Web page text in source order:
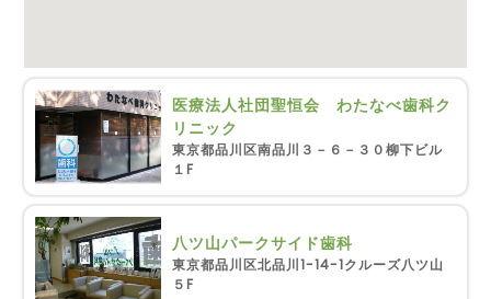
医療法人社団聖恒会 わたなべ歯科ク
リニック
東京都品川区南品川３－６－３０柳下ビル
１F
八ツ山パークサイド歯科
東京都品川区北品川1-14-1クルーズ八ツ山
５F